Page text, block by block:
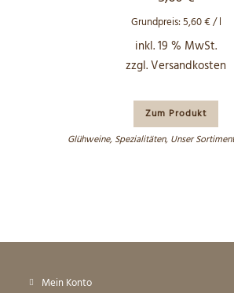
Grundpreis:5,60€/l
inkl. 19 % MwSt.
zzgl.Versandkosten
Zum Produkt
Glühweine, Spezialitäten, Unser Sortiment
Mein Konto